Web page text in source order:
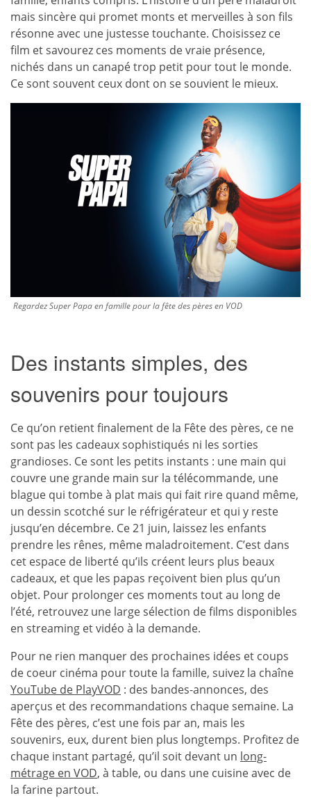
mais sincère qui promet monts et merveilles à son fils
résonne avec une justesse touchante. Choisissez ce
film et savourez ces moments de vraie présence,
nichés dans un canapé trop petit pour tout le monde.
Ce sont souvent ceux dont on se souvient le mieux.
Regardez Super Papa en famille pour la fête des pères en VOD
Des instants simples, des
souvenirs pour toujours
Ce qu’on retient finalement de la Fête des pères, ce ne
sont pas les cadeaux sophistiqués ni les sorties
grandioses. Ce sont les petits instants : une main qui
couvre une grande main sur la télécommande, une
blague qui tombe à plat mais qui fait rire quand même,
un dessin scotché sur le réfrigérateur et qui y reste
jusqu’en décembre. Ce 21 juin, laissez les enfants
prendre les rênes, même maladroitement. C’est dans
cet espace de liberté qu’ils créent leurs plus beaux
cadeaux, et que les papas reçoivent bien plus qu’un
objet. Pour prolonger ces moments tout au long de
l’été, retrouvez une large sélection de films disponibles
en streaming et vidéo à la demande.
Pour ne rien manquer des prochaines idées et coups
de coeur cinéma pour toute la famille, suivez la chaîne
YouTube de PlayVOD : des bandes-annonces, des
aperçus et des recommandations chaque semaine. La
Fête des pères, c’est une fois par an, mais les
souvenirs, eux, durent bien plus longtemps. Profitez de
chaque instant partagé, qu’il soit devant un long-
métrage en VOD, à table, ou dans une cuisine avec de
la farine partout.